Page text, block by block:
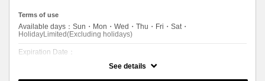
Terms of use
Available days：Sun・Mon・Wed・Thu・Fri・Sat・
HolidayLimited(Excluding holidays)
Expiration Date：
エルプリエご利用したことのあるお客様
See details